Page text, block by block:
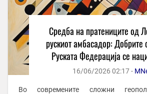
Средба на пратениците од
рускиот амбасадор: Добрите
Руската Федерација се
интерес
16/06/2026 02:17 -
Во современите сложни